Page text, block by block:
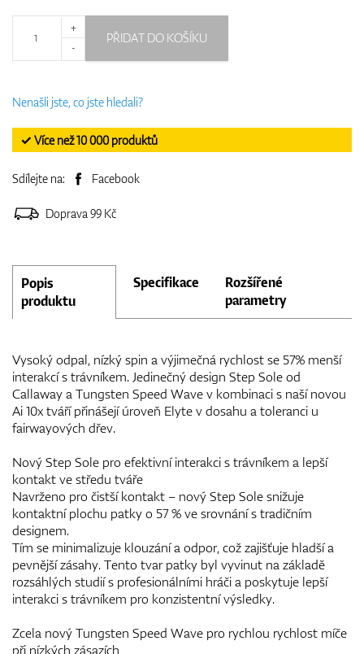
+
-
PŘIDAT DO KOŠÍKU
Nenašli jste, co jste hledali?
✓ Více než 10 000 produktů
Sdílejte na: Facebook
Doprava 99 Kč
Popis
produktu
Specifikace
Rozšířené
parametry
Vysoký odpal, nízký spin a výjimečná rychlost se 57% menší
interakcí s trávníkem. Jedinečný design Step Sole od
Callaway a Tungsten Speed Wave v kombinaci s naší novou
Ai 10x tváří přinášejí úroveň Elyte v dosahu a toleranci u
fairwayových dřev.
Nový Step Sole pro efektivní interakci s trávníkem a lepší
kontakt ve středu tváře
Navrženo pro čistší kontakt – nový Step Sole snižuje
kontaktní plochu patky o 57 % ve srovnání s tradičním
designem.
Tím se minimalizuje klouzání a odpor, což zajišťuje hladší a
pevnější zásahy. Tento tvar patky byl vyvinut na základě
rozsáhlých studií s profesionálními hráči a poskytuje lepší
interakci s trávníkem pro konzistentní výsledky.
Zcela nový Tungsten Speed Wave pro rychlou rychlost míče
při nízkých zásazích